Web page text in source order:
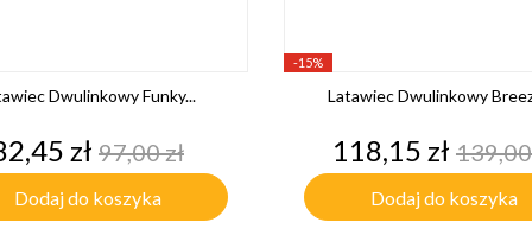
Dwulinkowy Funky...
zł Cena
podstawowa
97,00 zł
Dodaj do koszyka
-15%
Latawiec Dwulinkowy
Cena
118,15 zł Cena
139,00
Dodaj do koszyka